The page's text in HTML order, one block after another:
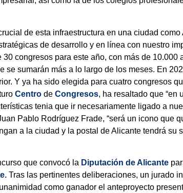
de esta infraestructura en una ciudad
de desarrollo y en línea con nuestro
congresos para este año, con más de 10.000
se sumarán más a lo largo de los meses. En
Y ya ha sido elegida para cuatro congresos
Centro deCongresos, ha resaltado que “en
tenia que ir necesariamente ligado a
Pablo Rodríguez Frade, “será un icono que
a la ciudad y la postal de Alicante tendrá su
que convocó la Diputación de Alicante
Tras las pertinentes deliberaciones, un jurado
como ganador el anteproyecto